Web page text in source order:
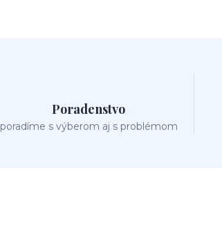
Poradenstvo
poradíme s výberom aj s problémom